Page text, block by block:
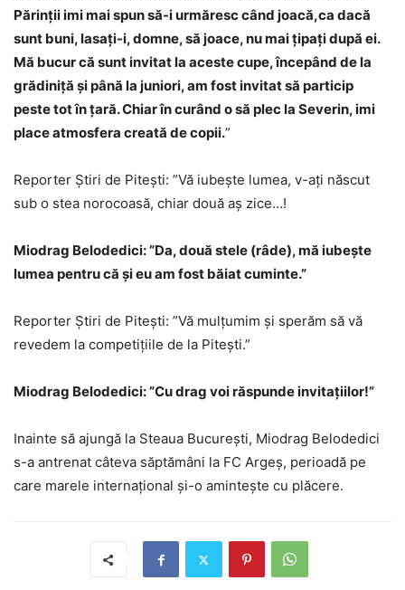
Părinții imi mai spun să-i urmăresc când joacă,ca dacă
sunt buni, lasați-i, domne, să joace, nu mai țipați după ei.
Mă bucur că sunt invitat la aceste cupe, începând de la
grădiniță și până la juniori, am fost invitat să particip
peste tot în țară. Chiar în curând o să plec la Severin, imi
place atmosfera creată de copii.”
Reporter Știri de Pitești: ”Vă iubește lumea, v-ați născut
sub o stea norocoasă, chiar două aș zice…!
Miodrag Belodedici: ”Da, două stele (râde), mă iubește
lumea pentru că și eu am fost băiat cuminte.”
Reporter Știri de Pitești: ”Vă mulțumim și sperăm să vă
revedem la competițiile de la Pitești.”
Miodrag Belodedici: ”Cu drag voi răspunde invitațiilor!”
Inainte să ajungă la Steaua București, Miodrag Belodedici
s-a antrenat câteva săptămâni la FC Argeș, perioadă pe
care marele internațional și-o amintește cu plăcere.